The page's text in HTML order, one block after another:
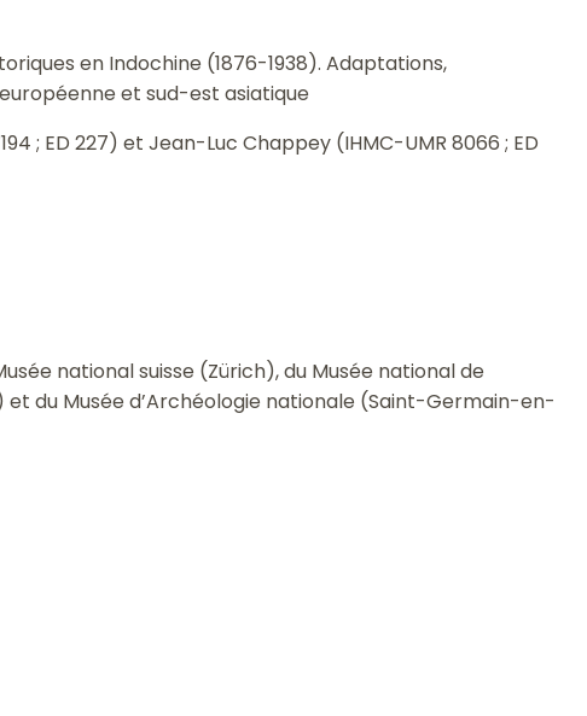
en Indochine (1876-1938). Adaptations,
et sud-est asiatique
; ED 227) et Jean-Luc Chappey (IHMC-UMR 8066 ; ED
national suisse (Zürich), du Musée national de
du Musée d’Archéologie nationale (Saint-Germain-en-